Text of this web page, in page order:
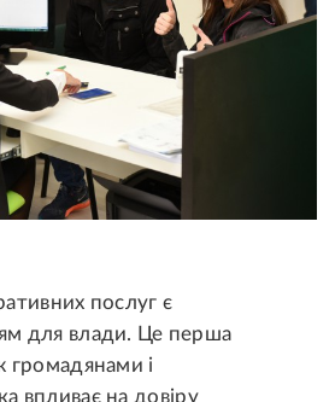
послуг є
для влади. Це перша
громадянами і
впливає на довіру